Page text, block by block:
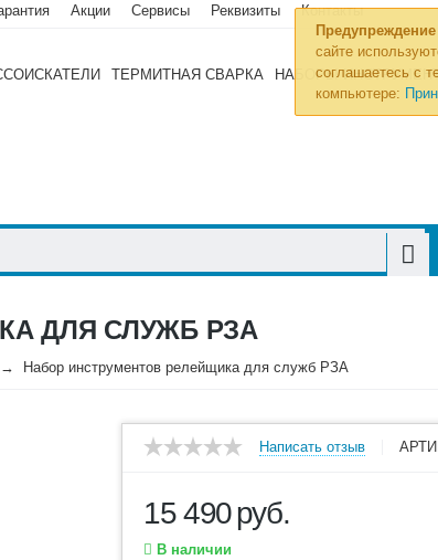
Предупреждение
сайте
соглашаетесь с
компьютере:
Акции Сервисы Реквизиты Контакты
ТЕРМИТНАЯ СВАРКА НАБОРЫ
ДЛЯ СЛУЖБ РЗА
Набор инструментов релейщика для служб РЗА
Написать отзыв
15 490руб.
В наличии